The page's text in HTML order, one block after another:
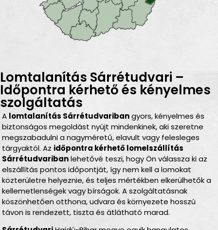
Lomtalanítás Sárrétudvari –
Időpontra kérhető és kényelmes
szolgáltatás
A lomtalanítás Sárrétudvaribangyors, kényelmes és
biztonságos megoldást nyújt mindenkinek, aki szeretne
megszabadulni a nagyméretű, elavult vagy felesleges
tárgyaktól. Az időpontra kérhető lomelszállítás
Sárrétudvaribanlehetővé teszi, hogy Ön válassza ki az
elszállítás pontos időpontját, így nem kell a lomokat
közterületre helyeznie, és teljes mértékben elkerülhetők a
kellemetlenségek vagy bírságok. A szolgáltatásnak
köszönhetően otthona, udvara és környezete hosszú
távon is rendezett, tiszta és átlátható marad.